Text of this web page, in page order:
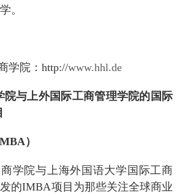
。
学院： http://www.hhl.de
院与上外国际工商管理学院的国际
）
商学院与上海外国语大学国际工商
的IMBA项目为那些关注全球商业